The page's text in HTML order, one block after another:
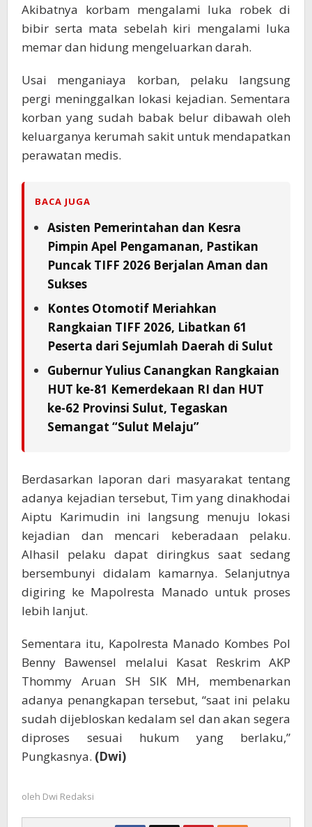
Akibatnya korbam mengalami luka robek di
bibir serta mata sebelah kiri mengalami luka
memar dan hidung mengeluarkan darah.
Usai menganiaya korban, pelaku langsung
pergi meninggalkan lokasi kejadian. Sementara
korban yang sudah babak belur dibawah oleh
keluarganya kerumah sakit untuk mendapatkan
perawatan medis.
BACA JUGA
Asisten Pemerintahan dan Kesra
Pimpin Apel Pengamanan, Pastikan
Puncak TIFF 2026 Berjalan Aman dan
Sukses
Kontes Otomotif Meriahkan
Rangkaian TIFF 2026, Libatkan 61
Peserta dari Sejumlah Daerah di Sulut
Gubernur Yulius Canangkan Rangkaian
HUT ke-81 Kemerdekaan RI dan HUT
ke-62 Provinsi Sulut, Tegaskan
Semangat “Sulut Melaju”
Berdasarkan laporan dari masyarakat tentang
adanya kejadian tersebut, Tim yang dinakhodai
Aiptu Karimudin ini langsung menuju lokasi
kejadian dan mencari keberadaan pelaku.
Alhasil pelaku dapat diringkus saat sedang
bersembunyi didalam kamarnya. Selanjutnya
digiring ke Mapolresta Manado untuk proses
lebih lanjut.
Sementara itu, Kapolresta Manado Kombes Pol
Benny Bawensel melalui Kasat Reskrim AKP
Thommy Aruan SH SIK MH, membenarkan
adanya penangkapan tersebut, “saat ini pelaku
sudah dijebloskan kedalam sel dan akan segera
diproses sesuai hukum yang berlaku,”
Pungkasnya. (Dwi)
oleh Dwi Redaksi